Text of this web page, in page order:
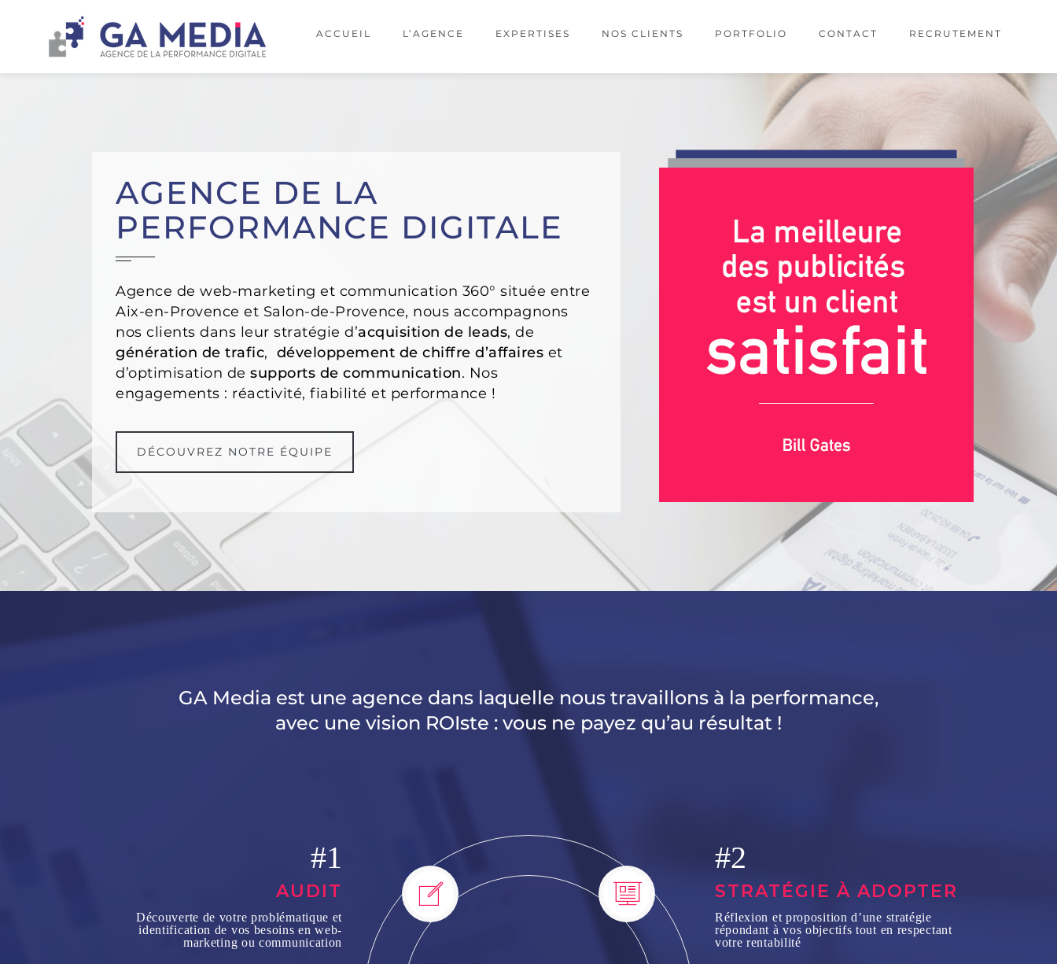
ACCUEIL L’AGENCE EXPERTISES NOS CLIENTS PORTFOLIO CONTACT RECRUTEMENT
AGENCE DE LA
PERFORMANCE DIGITALE
Agence de web-marketing et communication 360° située entre
Aix-en-Provence et Salon-de-Provence, nous accompagnons
nos clients dans leur stratégie d’acquisition de leads, de
génération de trafic, développement de chiffre d’affaires et
d’optimisation de supports de communication. Nos
engagements : réactivité, fiabilité et performance !
DÉCOUVREZ NOTRE ÉQUIPE
GA Media est une agence dans laquelle nous travaillons à la performance,
avec une vision ROIste : vous ne payez qu’au résultat !
#1
AUDIT
Découverte de votre problématique et
identification de vos besoins en web-
marketing ou communication
#2
STRATÉGIE À ADOPTER
Réflexion et proposition d’une stratégie
répondant à vos objectifs tout en respectant
votre rentabilité